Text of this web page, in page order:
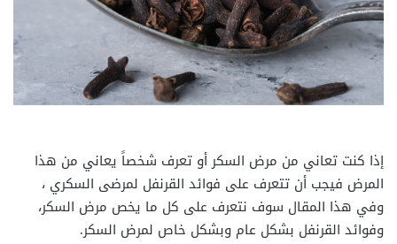
إذا كنت تعاني من مرض السكر أو تعرف شخصاً يعاني من هذا
المرض فيجب أن تتعرف على فوائد القرنفل لمرضى السكري ،
وفي هذا المقال سوف نتعرف على كل ما يخص مرض السكر،
وفوائد القرنفل بشكل عام وبشكل خاص لمرض السكر.